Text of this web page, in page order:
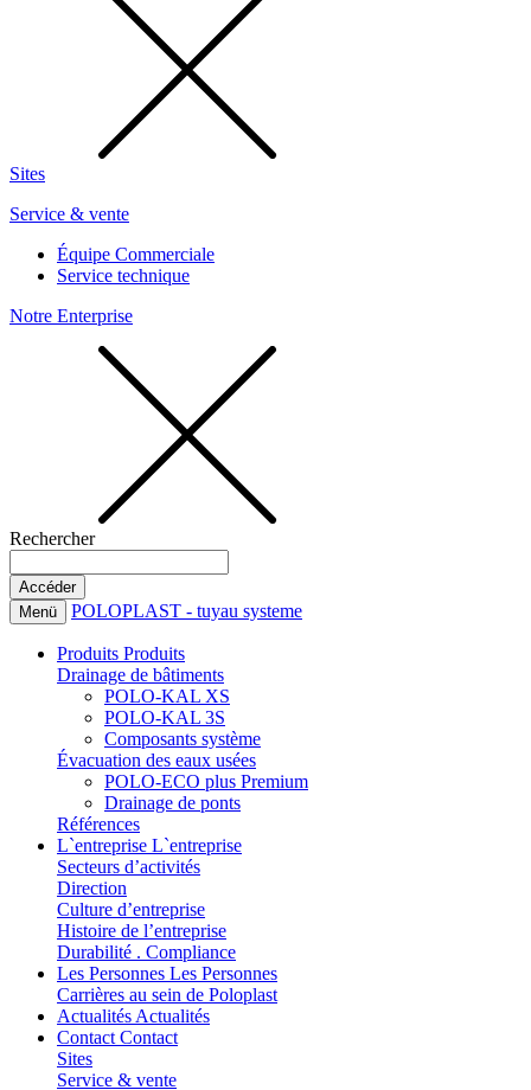
Sites
Service & vente
Équipe Commerciale
Service technique
Notre Enterprise
Rechercher
Menü POLOPLAST - tuyau systeme
Produits Produits
Drainage de bâtiments
POLO-KAL XS
POLO-KAL 3S
Composants système
Évacuation des eaux usées
POLO-ECO plus Premium
Drainage de ponts
Références
L`entreprise L`entreprise
Secteurs d’activités
Direction
Culture d’entreprise
Histoire de l’entreprise
Durabilité . Compliance
Les Personnes Les Personnes
Carrières au sein de Poloplast
Actualités Actualités
Contact Contact
Sites
Service & vente